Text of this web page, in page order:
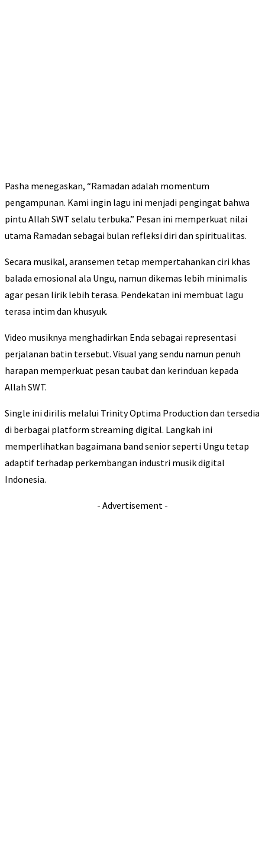
Pasha menegaskan, “Ramadan adalah momentum
pengampunan. Kami ingin lagu ini menjadi pengingat bahwa
pintu Allah SWT selalu terbuka.” Pesan ini memperkuat nilai
utama Ramadan sebagai bulan refleksi diri dan spiritualitas.
Secara musikal, aransemen tetap mempertahankan ciri khas
balada emosional ala Ungu, namun dikemas lebih minimalis
agar pesan lirik lebih terasa. Pendekatan ini membuat lagu
terasa intim dan khusyuk.
Video musiknya menghadirkan Enda sebagai representasi
perjalanan batin tersebut. Visual yang sendu namun penuh
harapan memperkuat pesan taubat dan kerinduan kepada
Allah SWT.
Single ini dirilis melalui Trinity Optima Production dan tersedia
di berbagai platform streaming digital. Langkah ini
memperlihatkan bagaimana band senior seperti Ungu tetap
adaptif terhadap perkembangan industri musik digital
Indonesia.
- Advertisement -